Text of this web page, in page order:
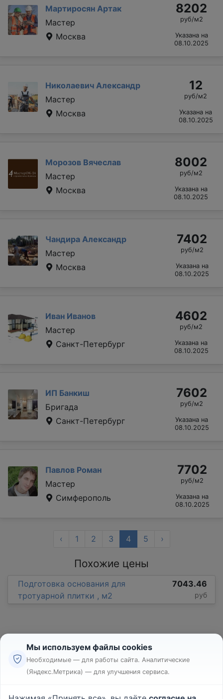
Мартиросян Артак
Мастер
Москва
8202
руб/м2
Указана на
08.10.2025
Николаевич Александр
Мастер
Москва
12
руб/м2
Указана на
08.10.2025
Морозов Вячеслав
Мастер
Москва
8002
руб/м2
Указана на
08.10.2025
Чандира Александр
Мастер
Москва
7402
руб/м2
Указана на
08.10.2025
Иван Иванов
Мастер
Санкт-Петербург
4602
руб/м2
Указана на
08.10.2025
ИП Банкиш
Бригада
Санкт-Петербург
7602
руб/м2
Указана на
08.10.2025
Павлов Роман
Мастер
Симферополь
7702
руб/м2
Указана на
08.10.2025
‹ 1 2 3 4 5 ›
Похожие цены
Подготовка основания для
тротуарной плитки , м2
7043.46
руб
Реклама
Мы используем файлы cookies
Необходимые — для работы сайта. Аналитические
(Яндекс.Метрика) — для улучшения сервиса.